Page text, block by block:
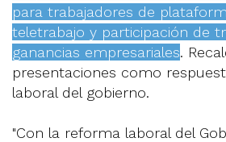
para trabajadores de
teletrabajo y participación de
ganancias empresariales.
presentaciones como
laboral del gobierno.
"Con la reforma laboral del